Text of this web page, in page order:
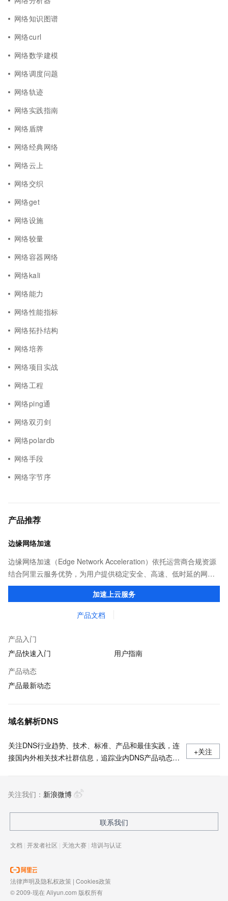
网络知识图谱
网络curl
网络数学建模
网络调度问题
网络轨迹
网络实践指南
网络盾牌
网络经典网络
网络云上
网络交织
网络get
网络设施
网络较量
网络容器网络
网络kali
网络能力
网络性能指标
网络拓扑结构
网络培养
网络项目实战
网络工程
网络ping通
网络双刃剑
网络polardb
网络手段
网络字节序
产品推荐
边缘网络加速
边缘网络加速（Edge Network Acceleration）依托运营商合规资源
结合阿里云服务优势，为用户提供稳定安全、高速、低时延的网络
传输，解决客户不同站点的连接、组网、数据安全传输、业务质量
加速上云服务
产品文档
产品入门
产品快速入门
用户指南
产品动态
产品最新动态
域名解析DNS
关注DNS行业趋势、技术、标准、产品和最佳实践，连
接国内外相关技术社群信息，追踪业内DNS产品动态，
+关注
关注我们： 新浪微博
联系我们
文档 | 开发者社区 | 天池大赛 | 培训与认证
法律声明及隐私权政策 | Cookies政策
© 2009-现在 Aliyun.com 版权所有